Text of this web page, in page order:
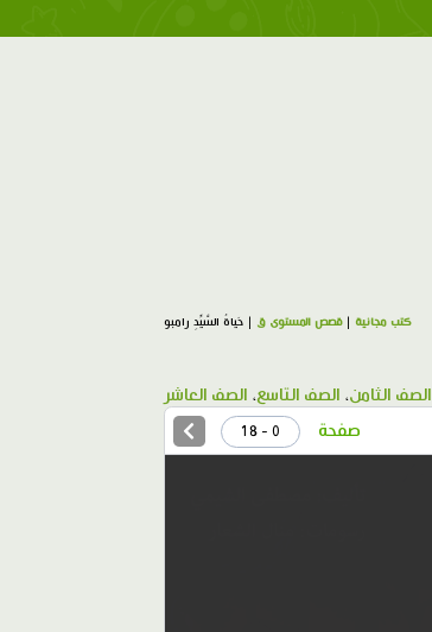
كتب مجانية |قصص المستوى ق | حَياةُ السَّيِّدِ رامبو
الصف الثامن، الصف التاسع، الصف العاشر
صفحة 0 - 18